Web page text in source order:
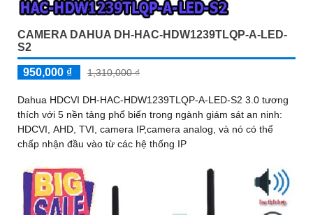
CAMERA DAHUA DH-HAC-HDW1239TLQP-A-LED-
S2
950,000 ₫ 1,310,000 ₫
Dahua HDCVI DH-HAC-HDW1239TLQP-A-LED-S2 3.0 tương
thích với 5 nền tảng phổ biến trong ngành giám sát an ninh:
HDCVI, AHD, TVI, camera IP,camera analog, và nó có thể
chấp nhận đầu vào từ các hệ thống IP